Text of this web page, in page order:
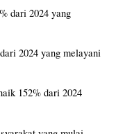
dari 2024 yang
2024 yang melayani
152% dari 2024